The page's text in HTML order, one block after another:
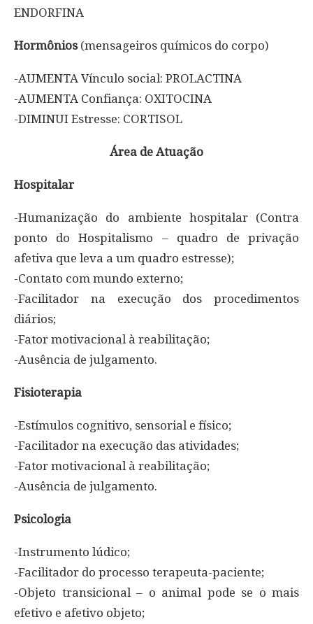
ENDORFINA
Hormônios(mensageiros químicos do corpo)
-AUMENTA Vínculo social: PROLACTINA
-AUMENTA Confiança: OXITOCINA
-DIMINUI Estresse: CORTISOL
Área de Atuação
Hospitalar
-Humanização do ambiente hospitalar (Contra
ponto do Hospitalismo – quadro de privação
afetiva que leva a um quadro estresse);
-Contato com mundo externo;
-Facilitador na execução dos procedimentos
diários;
-Fator motivacional à reabilitação;
-Ausência de julgamento.
Fisioterapia
-Estímulos cognitivo, sensorial e físico;
-Facilitador na execução das atividades;
-Fator motivacional à reabilitação;
-Ausência de julgamento.
Psicologia
-Instrumento lúdico;
-Facilitador do processo terapeuta-paciente;
-Objeto transicional – o animal pode se o mais
efetivo e afetivo objeto;